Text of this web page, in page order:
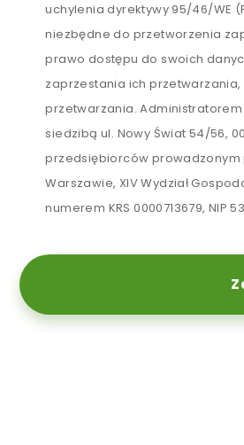
uchylenia dyrektywy 95/46/WE
niezbędne do przetworzenia
prawo dostępu do swoich
zaprzestania ich
przetwarzania. Administratorem
siedzibą ul. Nowy Świat 54/56,
przedsiębiorców prowadzonym
Warszawie, XIV Wydział
numerem KRS 0000713679, NIP